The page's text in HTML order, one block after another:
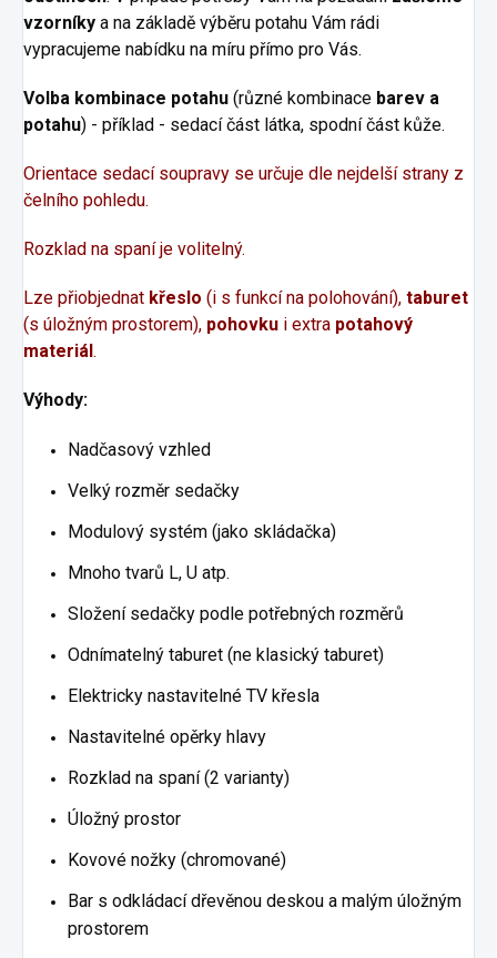
vzorníky a na základě výběru potahu Vám rádi
vypracujeme nabídku na míru přímo pro Vás.
Volba kombinace potahu (různé kombinace barev a
potahu) - příklad - sedací část látka, spodní část kůže.
Orientace sedací soupravy se určuje dle nejdelší strany z
čelního pohledu.
Rozklad na spaní je volitelný.
Lze přiobjednat křeslo (i s funkcí na polohování), taburet
(s úložným prostorem), pohovku i extra potahový
materiál.
Výhody:
Nadčasový vzhled
Velký rozměr sedačky
Modulový systém (jako skládačka)
Mnoho tvarů L, U atp.
Složení sedačky podle potřebných rozměrů
Odnímatelný taburet (ne klasický taburet)
Elektricky nastavitelné TV křesla
Nastavitelné opěrky hlavy
Rozklad na spaní (2 varianty)
Úložný prostor
Kovové nožky (chromované)
Bar s odkládací dřevěnou deskou a malým úložným
prostorem